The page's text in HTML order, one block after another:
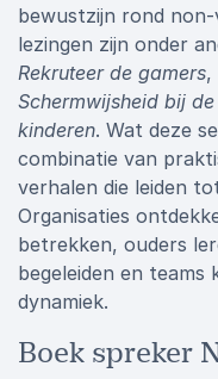
bewustzijn rond
lezingen zijn onder
Rekruteer de gamers,
Schermwijsheid bij
kinderen. Wat deze
combinatie van
verhalen die leiden
Organisaties
betrekken, ouders
begeleiden en teams
dynamiek.
Boek spreker